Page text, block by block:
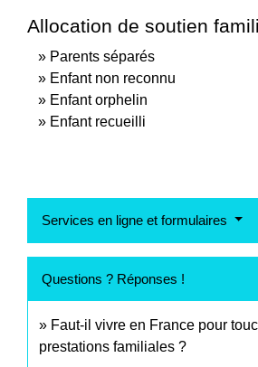
Allocation de soutien
Parents séparés
Enfant non reconnu
Enfant orphelin
Enfant recueilli
Services en ligne et formulaires
Questions ? Réponses !
Faut-il vivre en France pour
prestations familiales ?